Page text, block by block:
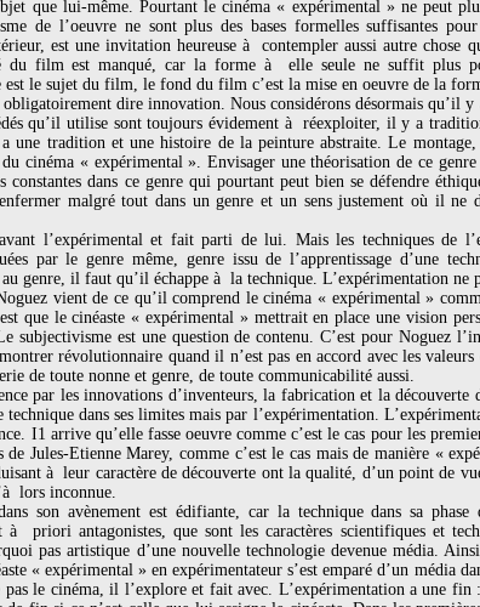
que lui-même. Pourtant le cinéma « expérimental » ne peut
de l’oeuvre ne sont plus des bases formelles suffisantes
est une invitation heureuse à contempler aussi autre chose
du film est manqué, car la forme à elle seule ne suffit plus
le sujet du film, le fond du film c’est la mise en oeuvre de la
dire innovation. Nous considérons désormais qu’il
qu’il utilise sont toujours évidement à réexploiter, il y a
une tradition et une histoire de la peinture abstraite. Le
du cinéma « expérimental ». Envisager une théorisation de ce
constantes dans ce genre qui pourtant peut bien se défendre
malgré tout dans un genre et un sens justement où il
l’expérimental et fait parti de lui. Mais les techniques de
par le genre même, genre issu de l’apprentissage d’une
genre, il faut qu’il échappe à la technique. L’expérimentation ne
vient de ce qu’il comprend le cinéma « expérimental »
que le cinéaste « expérimental » mettrait en place une vision
subjectivisme est une question de contenu. C’est pour Noguez
révolutionnaire quand il n’est pas en accord avec les
de toute nonne et genre, de toute communicabilité aussi.
par les innovations d’inventeurs, la fabrication et la
technique dans ses limites mais par l’expérimentation.
I1 arrive qu’elle fasse oeuvre comme c’est le cas pour les
de Jules-Etienne Marey, comme c’est le cas mais de manière «
à leur caractère de découverte ont la qualité, d’un point de
lors inconnue.
son avènement est édifiante, car la technique dans sa
à priori antagonistes, que sont les caractères scientifiques et
pas artistique d’une nouvelle technologie devenue média.
« expérimental » en expérimentateur s’est emparé d’un média
le cinéma, il l’explore et fait avec. L’expérimentation a une fin